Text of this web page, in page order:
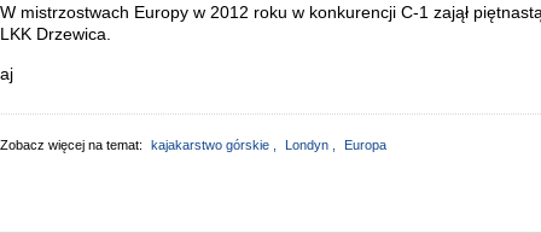
W mistrzostwach Europy w 2012 roku w konkurencji C-1 zajął
LKK Drzewica.
aj
Zobacz więcej na temat: kajakarstwo górskie Londyn Europa